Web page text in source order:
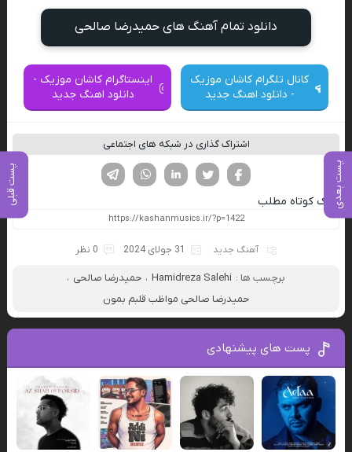
پست بعدی پست قبلی
دانلود تمام آهنگ های حمیدرضا صالحی
کانال تلگرام کاشان موزیک
- دانلود اهنگ جدید
اینستاگرام کاشان موزیک -
دانلود اهنگ جدید
اشتراک گذاری در شبکه های اجتماعی
لینکدین تویتر
فیسوک
لینک کوتاه مطلب
آهنگ جدید 31 جولای 2024 0 نظر
برچسب ها : Hamidreza Salehi ، حمیدرضا صالحی ،
حمیدرضا صالحی مواظب قلبم بمون
پست های پیشنهادی